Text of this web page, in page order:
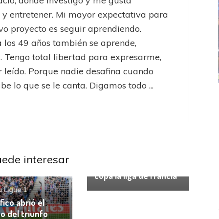
entretener. Mi mayor expectativa para
proyecto es seguir aprendiendo.
los 49 años también se aprende,
Tengo total libertad para expresarme,
leído. Porque nadie desafina cuando
lo que se le canta. Digamos todo ...
interesar
Ligue 1
abrió el
del triunfo
copa la liga de Francia